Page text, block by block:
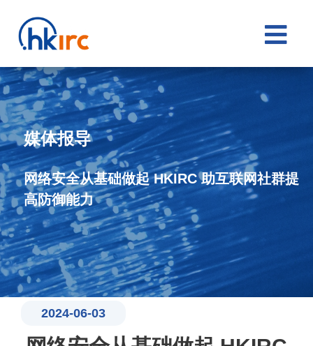

媒体报导
网络安全从基础做起 HKIRC 助互联网社群提
高防御能力
2024-06-03